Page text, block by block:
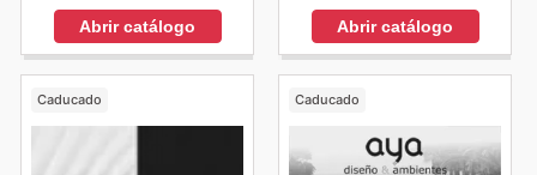
Abrir catálogo Abrir catálogo
Caducado Caducado